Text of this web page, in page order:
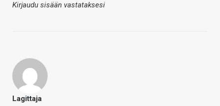
Kirjaudu sisään vastataksesi
Lagittaja